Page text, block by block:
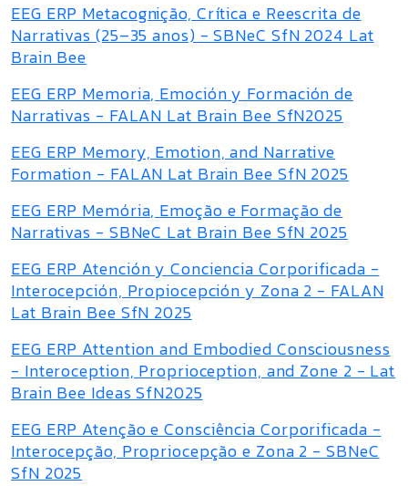
EEG ERP Metacognição, Crítica e Reescrita de
Narrativas (25–35 anos) - SBNeC SfN 2024 Lat
Brain Bee
EEG ERP Memoria, Emoción y Formación de
Narrativas - FALAN Lat Brain Bee SfN2025
EEG ERP Memory, Emotion, and Narrative
Formation - FALAN Lat Brain Bee SfN 2025
EEG ERP Memória, Emoção e Formação de
Narrativas - SBNeC Lat Brain Bee SfN 2025
EEG ERP Atención y Conciencia Corporificada -
Interocepción, Propiocepción y Zona 2 - FALAN
Lat Brain Bee SfN 2025
EEG ERP Attention and Embodied Consciousness
- Interoception, Proprioception, and Zone 2 - Lat
Brain Bee Ideas SfN2025
EEG ERP Atenção e Consciência Corporificada -
Interocepção, Propriocepção e Zona 2 - SBNeC
SfN 2025